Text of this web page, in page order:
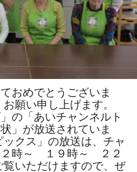
おめでとうございま
願い申し上げます。
の「あいチャンネルト
」が放送されていま
クス」の放送は、チャ
時～ １９時～ ２２
いただけますので、ぜ